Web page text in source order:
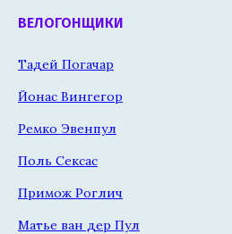
ВЕЛОГОНЩИКИ
Тадей Погачар
Йонас Вингегор
Ремко Эвенпул
Поль Сексас
Примож Роглич
Матье ван дер Пул